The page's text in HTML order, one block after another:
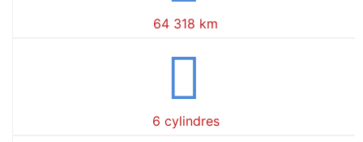
64 318 km
6 cylindres